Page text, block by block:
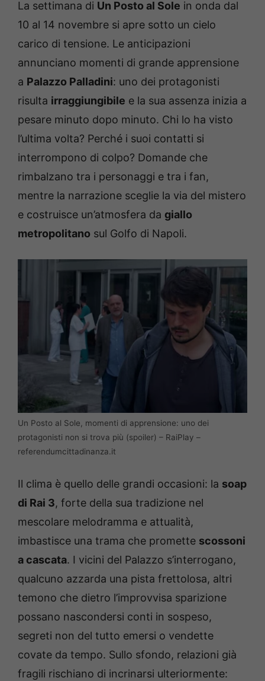
La settimana di Un Posto al Sole in onda dal
10 al 14 novembre si apre sotto un cielo
carico di tensione. Le anticipazioni
annunciano momenti di grande apprensione
a Palazzo Palladini: uno dei protagonisti
risulta irraggiungibile e la sua assenza inizia a
pesare minuto dopo minuto. Chi lo ha visto
l’ultima volta? Perché i suoi contatti si
interrompono di colpo? Domande che
rimbalzano tra i personaggi e tra i fan,
mentre la narrazione sceglie la via del mistero
e costruisce un’atmosfera da giallo
metropolitano sul Golfo di Napoli.
Un Posto al Sole, momenti di apprensione: uno dei
protagonisti non si trova più (spoiler) – RaiPlay –
referendumcittadinanza.it
Il clima è quello delle grandi occasioni: la soap
di Rai 3, forte della sua tradizione nel
mescolare melodramma e attualità,
imbastisce una trama che promette scossoni
a cascata. I vicini del Palazzo s’interrogano,
qualcuno azzarda una pista frettolosa, altri
temono che dietro l’improvvisa sparizione
possano nascondersi conti in sospeso,
segreti non del tutto emersi o vendette
covate da tempo. Sullo sfondo, relazioni già
fragili rischiano di incrinarsi ulteriormente: